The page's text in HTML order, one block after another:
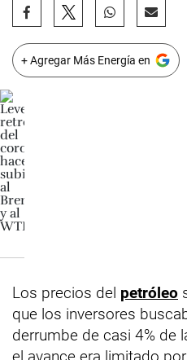
+ Agregar Más Energía en
Los precios del petróleo
que los inversores
derrumbe de casi 4% de